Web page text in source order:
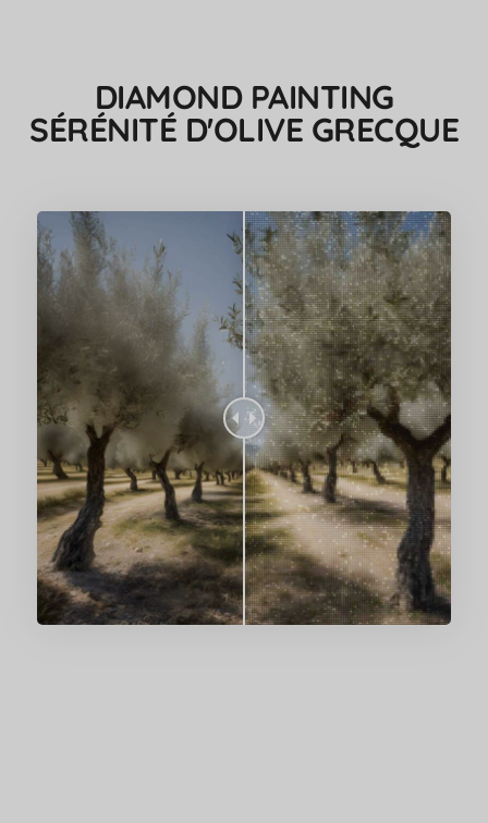
DIAMOND PAINTING
SÉRÉNITÉ D'OLIVE GRECQUE